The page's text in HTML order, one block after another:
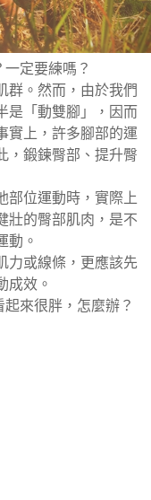
定要練嗎？
群。然而，由於我們
是「動雙腳」，因而
實上，許多腳部的運
，鍛鍊臀部、提升臀
部位運動時，實際上
壯的臀部肌肉，是不
動。
力或線條，更應該先
成效。
來很胖，怎麼辦？